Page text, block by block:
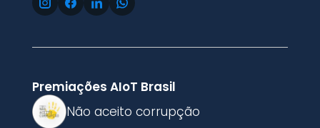
Premiações AIoT Brasil
Não aceito corrupção